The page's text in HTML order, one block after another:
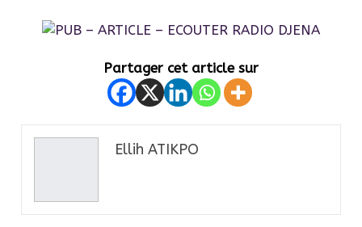
Partager cet article sur
Ellih ATIKPO